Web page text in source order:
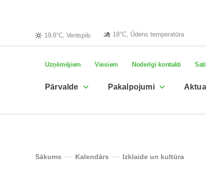
19.8°C, Ventspils 18°C, Ūdens temperatūra
Uzņēmējiem Viesiem Noderīgi kontakti
Pārvalde Pakalpojumi
Sākums Kalendārs Izklaide un kultūra